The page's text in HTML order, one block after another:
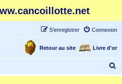
Connexion
S’enregistrer
Livre d'or
Retour au site
e